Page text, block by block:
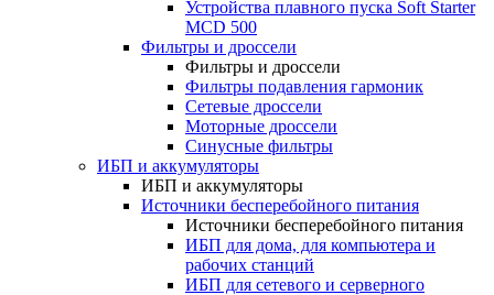
Устройства плавного пуска Soft Starter
MCD 500
Фильтры и дроссели
Фильтры и дроссели
Фильтры подавления гармоник
Сетевые дроссели
Моторные дроссели
Синусные фильтры
ИБП и аккумуляторы
ИБП и аккумуляторы
Источники бесперебойного питания
Источники бесперебойного питания
ИБП для дома, для компьютера и
рабочих станций
ИБП для сетевого и серверного